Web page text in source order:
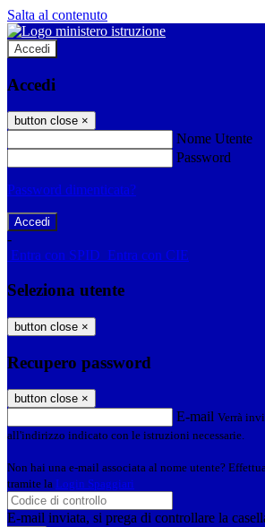
Salta al contenuto
Accedi
Accedi
button close ×
Nome Utente
Password
Password dimenticata?
-
Entra con SPID Entra con CIE
Seleziona utente
button close ×
Recupero password
button close ×
E-mail Verrà
all'indirizzo indicato con le istruzioni necessarie.
Non hai una e-mail associata al nome utente?
tramite la Login Spaggiari
E-mail inviata, si prega di controllare la